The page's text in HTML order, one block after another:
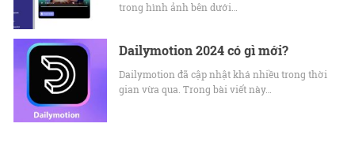
trong hình ảnh bên dưới…
Dailymotion 2024 có gì mới?
Dailymotion đã cập nhật khá nhiều trong thời
gian vừa qua. Trong bài viết này…